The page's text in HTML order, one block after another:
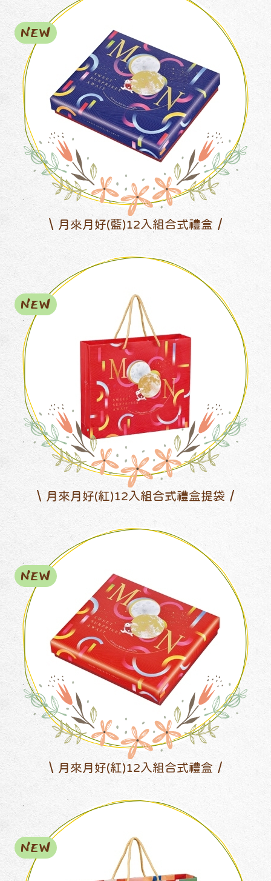
月來月好(藍)12入組合式禮盒
NEW
月來月好(紅)12入組合式禮盒提袋
NEW
月來月好(紅)12入組合式禮盒
NEW
NEW